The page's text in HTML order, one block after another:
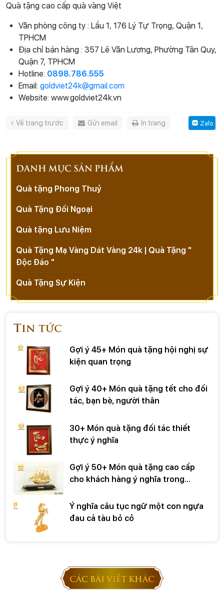
Quà tặng cao cấp quà vàng Việt
Văn phòng công ty : Lầu 1, 176 Lý Tự Trọng, Quận 1,
TPHCM
Địa chỉ bán hàng : 357 Lê Văn Lương, Phường Tân Quy,
Quận 7, TPHCM
Hotline: 0898.786.555
Email: goldviet24k@gmail.com
Website: www.goldviet24k.vn
Về trang trước Gửi email In trang Zalo
DANH MỤC SẢN PHẨM
Quà tặng Phong Thuỷ
Quà Tặng Đối Ngoại
Quà tặng Lưu Niệm
Quà Tặng Mạ Vàng Dát Vàng 24k | Quà Tặng "
Độc Đáo "
Quà Tặng Sự Kiện
Tin tức
Gợi ý 45+ Món quà tặng hội nghị sự
kiện quan trọng
Gợi ý 40+ Món quà tặng tết cho đối
tác, bạn bè, người thân
30+ Món quà tặng đối tác thiết
thực ý nghĩa
Gợi ý 50+ Món quà tặng cao cấp
cho khách hàng ý nghĩa trong
Ý nghĩa câu tục ngữ một con ngựa
đau cả tàu bỏ cỏ
CÁC BÀI VIẾT KHÁC